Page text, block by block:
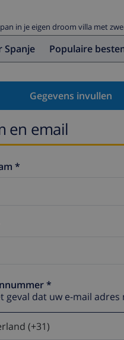
in je eigen droom villa met
Spanje Populaire
Gegevens invullen
en email
*
*
geval dat uw e-mail